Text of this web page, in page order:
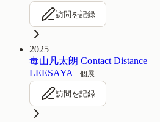
訪問を記録
2025
毒山凡太朗 Contact Distance —
LEESAYA
個展
訪問を記録